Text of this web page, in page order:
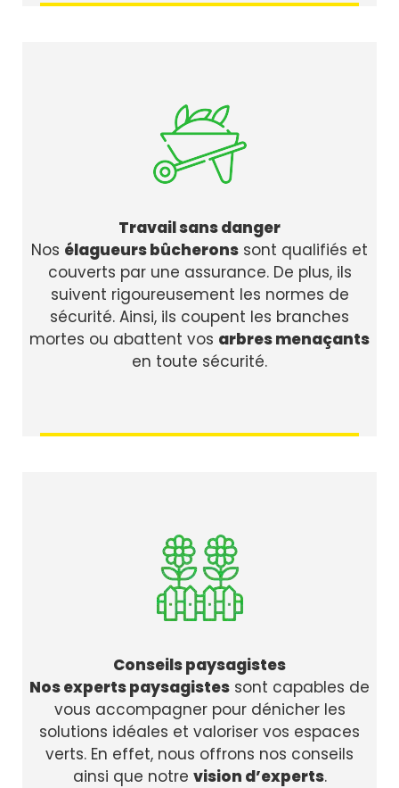
Travail sans danger
Nos élagueurs bûcherons sont qualifiés et
couverts par une assurance. De plus, ils
suivent rigoureusement les normes de
sécurité. Ainsi, ils coupent les branches
mortes ou abattent vos arbres menaçants
en toute sécurité.
Conseils paysagistes
Nos experts paysagistes sont capables de
vous accompagner pour dénicher les
solutions idéales et valoriser vos espaces
verts. En effet, nous offrons nos conseils
ainsi que notre vision d’experts.